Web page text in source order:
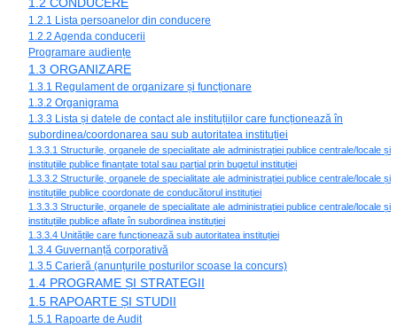
1.2.1 Lista persoanelor din conducere
1.2.2 Agenda conducerii
Programare audiențe
1.3 ORGANIZARE
1.3.1 Regulament de organizare și funcționare
1.3.2 Organigrama
1.3.3 Lista și datele de contact ale instituțiilor care funcționează în
subordinea/coordonarea sau sub autoritatea instituției
1.3.3.1 Structurile, organele de specialitate ale administrației publice centrale/locale și
instituțiile publice finanțate total sau parțial prin bugetul instituției
1.3.3.2 Structurile, organele de specialitate ale administrației publice centrale/locale și
instituțiile publice coordonate de conducătorul instituției
1.3.3.3 Structurile, organele de specialitate ale administrației publice centrale/locale și
instituțiile publice aflate în subordinea instituției
1.3.3.4 Unitățile care funcționează sub autoritatea instituției
1.3.4 Guvernanță corporativă
1.3.5 Carieră (anunțurile posturilor scoase la concurs)
1.4 PROGRAME ȘI STRATEGII
1.5 RAPOARTE ȘI STUDII
1.5.1 Rapoarte de Audit